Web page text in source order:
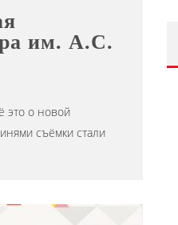
им. А.С.
это о новой
съёмки стали